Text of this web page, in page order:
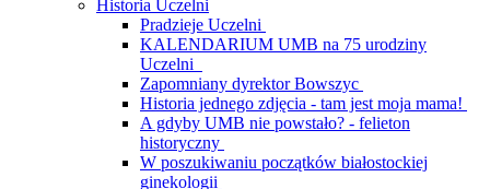
Historia Uczelni
Pradzieje Uczelni
KALENDARIUM UMB na 75 urodziny
Uczelni
Zapomniany dyrektor Bowszyc
Historia jednego zdjęcia - tam jest moja mama!
A gdyby UMB nie powstało? - felieton
historyczny
W poszukiwaniu początków białostockiej
ginekologii